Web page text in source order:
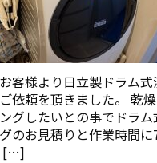
客様より日立製ドラム
依頼を頂きました。 乾
グしたいとの事でドラ
のお見積りと作業時間
[…]